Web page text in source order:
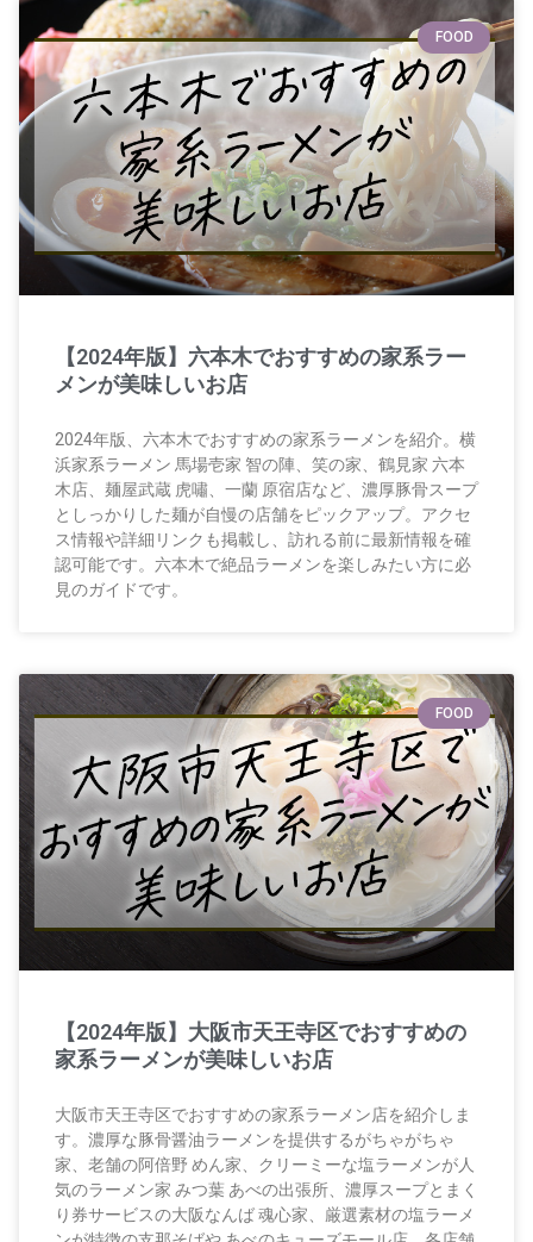
FOOD
【2024年版】六本木でおすすめの家系ラー
メンが美味しいお店
2024年版、六本木でおすすめの家系ラーメンを紹介。横
浜家系ラーメン 馬場壱家 智の陣、笑の家、鶴見家 六本
木店、麺屋武蔵 虎嘯、一蘭 原宿店など、濃厚豚骨スープ
としっかりした麺が自慢の店舗をピックアップ。アクセ
ス情報や詳細リンクも掲載し、訪れる前に最新情報を確
認可能です。六本木で絶品ラーメンを楽しみたい方に必
見のガイドです。
FOOD
【2024年版】大阪市天王寺区でおすすめの
家系ラーメンが美味しいお店
大阪市天王寺区でおすすめの家系ラーメン店を紹介しま
す。濃厚な豚骨醤油ラーメンを提供するがちゃがちゃ
家、老舗の阿倍野 めん家、クリーミーな塩ラーメンが人
気のラーメン家 みつ葉 あべの出張所、濃厚スープとまく
り券サービスの大阪なんば 魂心家、厳選素材の塩ラーメ